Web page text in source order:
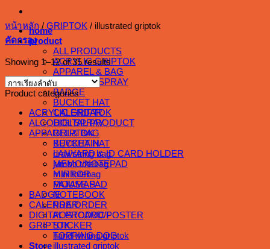
home
product
ALL PRODUCTS
ACRYLIC GRIPTOK
APPAREL & BAG
ALCOHOL SPRAY
BADGE
BUCKET HAT
CALENDAR
DIGITAL PRODUCT
GRIPTOK
KEYCHAIN
LANYARD & ID CARD HOLDER
MEMO/NOTEPAD
MIRROR
MOUSE PAD
NOTEBOOK
PRE ORDER
POSTCARD/POSTER
STICKER
TOPPING DOG
Store
หน้าหลัก / GRIPTOK / illustrated griptok
คัดกรอง
Showing 1–12 of 35 results
Product categories
ACRYLIC GRIPTOK
ALCOHOL SPRAY
APPAREL & BAG
BUCKET HAT
drawstring bag
jumbo totebag
mini totebag
PAJAMAS
BADGE
CALENDAR
DIGITAL PRODUCT
GRIPTOK
hand writing griptok
illustrated griptok